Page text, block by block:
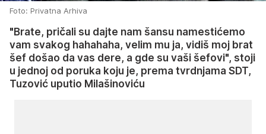
Foto: Privatna Arhiva
"Brate, pričali su dajte nam šansu namestićemo
vam svakog hahahaha, velim mu ja, vidiš moj brat
šef došao da vas dere, a gde su vaši šefovi", stoji
u jednoj od poruka koju je, prema tvrdnjama SDT,
Tuzović uputio Milašinoviću